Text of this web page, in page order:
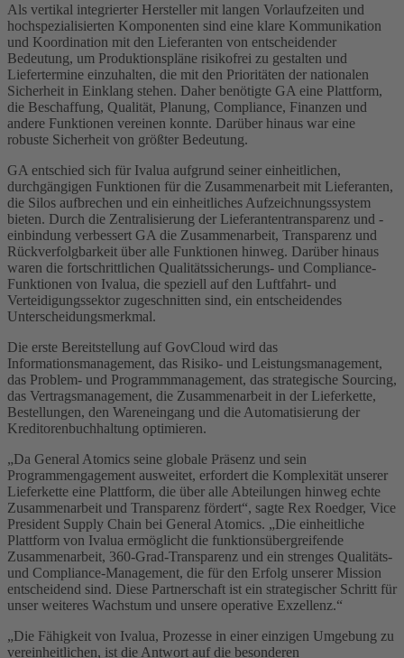
Als vertikal integrierter Hersteller mit langen Vorlaufzeiten und
hochspezialisierten Komponenten sind eine klare Kommunikation
und Koordination mit den Lieferanten von entscheidender
Bedeutung, um Produktionspläne risikofrei zu gestalten und
Liefertermine einzuhalten, die mit den Prioritäten der nationalen
Sicherheit in Einklang stehen. Daher benötigte GA eine Plattform,
die Beschaffung, Qualität, Planung, Compliance, Finanzen und
andere Funktionen vereinen konnte. Darüber hinaus war eine
robuste Sicherheit von größter Bedeutung.
GA entschied sich für Ivalua aufgrund seiner einheitlichen,
durchgängigen Funktionen für die Zusammenarbeit mit Lieferanten,
die Silos aufbrechen und ein einheitliches Aufzeichnungssystem
bieten. Durch die Zentralisierung der Lieferantentransparenz und -
einbindung verbessert GA die Zusammenarbeit, Transparenz und
Rückverfolgbarkeit über alle Funktionen hinweg. Darüber hinaus
waren die fortschrittlichen Qualitätssicherungs- und Compliance-
Funktionen von Ivalua, die speziell auf den Luftfahrt- und
Verteidigungssektor zugeschnitten sind, ein entscheidendes
Unterscheidungsmerkmal.
Die erste Bereitstellung auf GovCloud wird das
Informationsmanagement, das Risiko- und Leistungsmanagement,
das Problem- und Programmmanagement, das strategische Sourcing,
das Vertragsmanagement, die Zusammenarbeit in der Lieferkette,
Bestellungen, den Wareneingang und die Automatisierung der
Kreditorenbuchhaltung optimieren.
„Da General Atomics seine globale Präsenz und sein
Programmengagement ausweitet, erfordert die Komplexität unserer
Lieferkette eine Plattform, die über alle Abteilungen hinweg echte
Zusammenarbeit und Transparenz fördert“, sagte Rex Roedger, Vice
President Supply Chain bei General Atomics. „Die einheitliche
Plattform von Ivalua ermöglicht die funktionsübergreifende
Zusammenarbeit, 360-Grad-Transparenz und ein strenges Qualitäts-
und Compliance-Management, die für den Erfolg unserer Mission
entscheidend sind. Diese Partnerschaft ist ein strategischer Schritt für
unser weiteres Wachstum und unsere operative Exzellenz.“
„Die Fähigkeit von Ivalua, Prozesse in einer einzigen Umgebung zu
vereinheitlichen, ist die Antwort auf die besonderen